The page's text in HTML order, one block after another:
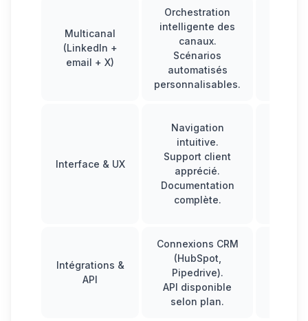
Multicanal
(LinkedIn +
email + X)
Orchestration
intelligente des
canaux.
Scénarios
automatisés
personnalisables.
Interface & UX
Navigation
intuitive.
Support client
apprécié.
Documentation
complète.
Intégrations &
API
Connexions CRM
(HubSpot,
Pipedrive).
API disponible
selon plan.